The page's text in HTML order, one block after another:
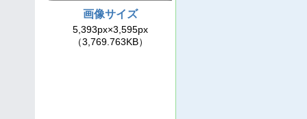
画像サイズ
5,393px×3,595px
（3,769.763KB）